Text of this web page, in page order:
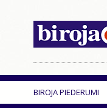
BIROJA PIEDERUMI